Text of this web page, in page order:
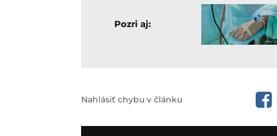
Pozri aj:
Nahlásiť chybu v článku